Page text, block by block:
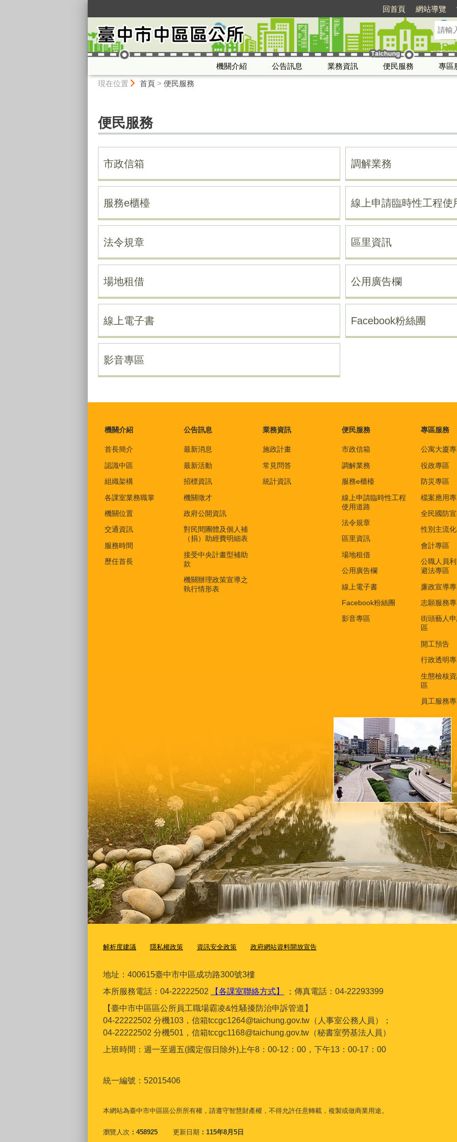
回首頁 網站導覽
機關介紹 公告訊息 業務資訊 便民服務
專區
現在位置 首頁> 便民服務
便民服務
市政信箱 調解業務
服務e櫃檯 線上申請臨時性工程使
法令規章 區里資訊
場地租借 公用廣告欄
線上電子書 Facebook粉絲團
影音專區
機關介紹
首長簡介
認識中區
組織架構
各課室業務職掌
機關位置
交通資訊
服務時間
歷任首長
公告訊息
最新消息
最新活動
招標資訊
機關徵才
政府公開資訊
對民間團體及個人補
（捐）助經費明細表
接受中央計畫型補助
款
機關辦理政策宣導之
執行情形表
業務資訊
施政計畫
常見問答
統計資訊
便民服務
市政信箱
調解業務
服務e櫃檯
線上申請臨時性工程
使用道路
法令規章
區里資訊
場地租借
公用廣告欄
線上電子書
Facebook粉絲團
影音專區
專區服務
公寓大廈
役政專區
防災專區
檔案應用
全民國防
性別主流
會計專區
公職人員
避法專區
廉政宣導
志願服務
街頭藝人
區
開工預告
行政透明
生態檢核
區
員工服務
解析度建議 隱私權政策 資訊安全政策 政府網站資料開放宣告
地址：400615臺中市中區成功路300號3樓
本所服務電話：04-22222502
【各課室聯絡方式】
；傳真電話：04-22293399
【臺中市中區區公所員工職場霸凌&性騷擾防治申訴管道】
04-22222502 分機103，信箱tccgc1264@taichung.gov.tw（人事室公務人員）；
04-22222502 分機501，信箱tccgc1168@taichung.gov.tw（秘書室勞基法人員）
上班時間：週一至週五(國定假日除外)上午8：00-12：00，下午13：00-17：00
統一編號：52015406
本網站為臺中市中區區公所所有權，請遵守智慧財產權，不得允許任意轉載，複製或做商業用途。
瀏覽人次 458925 更新日期 115年8月5日